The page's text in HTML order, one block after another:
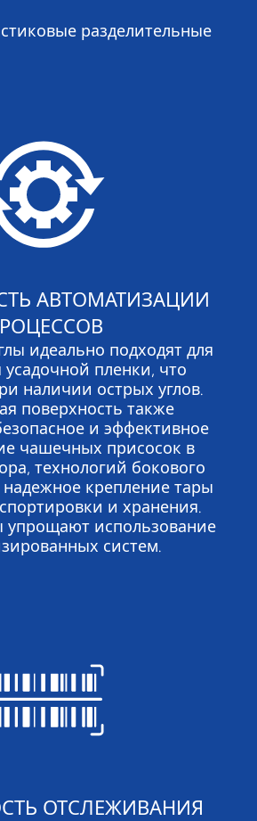
разделительные
АВТОМАТИЗАЦИИ
идеально подходят для
усадочной пленки, что
наличии острых углов.
поверхность также
и эффективное
чашечных присосок в
технологий бокового
надежное крепление тары
и хранения.
упрощают использование
систем.
ОТСЛЕЖИВАНИЯ